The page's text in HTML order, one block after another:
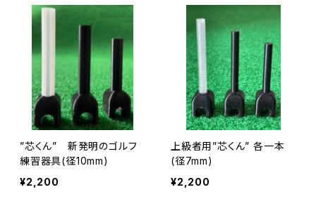
”芯くん” 新発明のゴルフ
練習器具(径10mm)
¥2,200
上級者用”芯くん” 各一本
(径7mm)
¥2,200